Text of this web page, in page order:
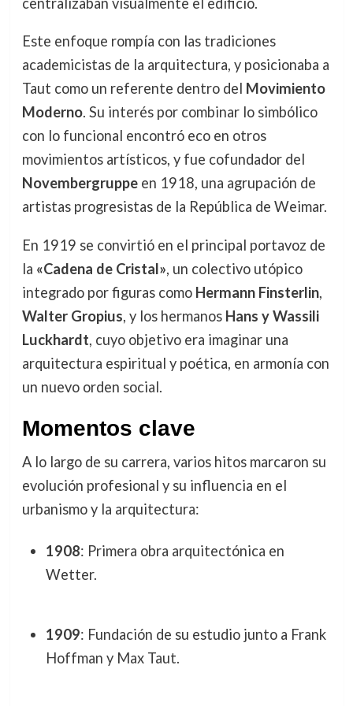
Este enfoque rompía con las tradiciones
academicistas de la arquitectura, y posicionaba a
Taut como un referente dentro del Movimiento
Moderno. Su interés por combinar lo simbólico
con lo funcional encontró eco en otros
movimientos artísticos, y fue cofundador del
Novembergruppeen 1918, una agrupación de
artistas progresistas de la República de Weimar.
En 1919 se convirtió en el principal portavoz de
la «Cadena de Cristal», un colectivo utópico
integrado por figuras como Hermann Finsterlin,
Walter Gropius, y los hermanos Hans y Wassili
Luckhardt, cuyo objetivo era imaginar una
arquitectura espiritual y poética, en armonía con
un nuevo orden social.
Momentos clave
A lo largo de su carrera, varios hitos marcaron su
evolución profesional y su influencia en el
urbanismo y la arquitectura:
1908: Primera obra arquitectónica en
Wetter.
1909: Fundación de su estudio junto a Frank
Hoffman y Max Taut.